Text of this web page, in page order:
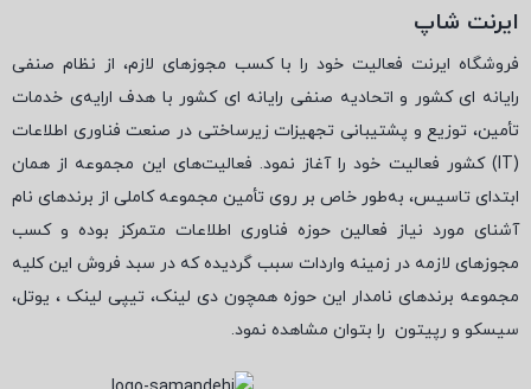
ایرنت شاپ
فروشگاه ایرنت فعالیت خود را با کسب مجوزهای لازم، از نظام صنفی
رایانه ای کشور و اتحادیه صنفی رایانه ای کشور با هدف ارایه‌ی خدمات
تأمین، توزیع و پشتیبانی تجهیزات زیرساختی در صنعت فناوری اطلاعات
(
IT) کشور فعالیت خود را آغاز نمود. فعالیت‌های این مجموعه از همان
ابتدای تاسیس، به‌طور خاص بر روی تأمین مجموعه کاملی از برندهای نام
آشنای مورد نیاز فعالین حوزه فناوری اطلاعات متمرکز بوده و کسب
مجوزهای لازمه در زمینه واردات سبب گردیده که در سبد فروش این کلیه
مجموعه برندهای نامدار این حوزه همچون دی لینک، تیپی لینک ، یوتل،
سیسکو و رپیتون را بتوان مشاهده نمود.